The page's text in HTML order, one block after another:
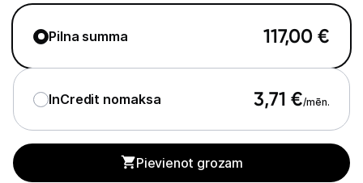
Komutatori
Drukas iekārtas
Biroja piederumi
Pilna summa 117,00 €
InCredit nomaksa 3,71 €/mēn.
Pievienot grozam